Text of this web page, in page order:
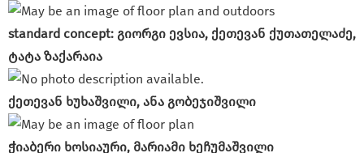
standard concept: გიორგი ევსია, ქეთევან ქუთათელაძე,
ტატა ზაქარაია
ქეთევან ხუხაშვილი, ანა გობეჯიშვილი
ჭიაბერი ხოსიაური, მარიამი ხეჩუმაშვილი